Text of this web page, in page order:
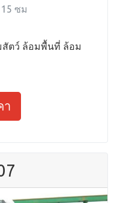
ซม
สัตว์ ล้อมพื้นที่ ล้อม
า